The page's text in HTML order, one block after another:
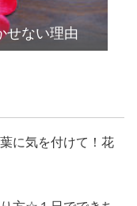
せない理由
に気を付けて！花